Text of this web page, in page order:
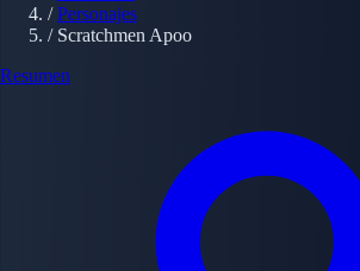
/ Personajes
/ Scratchmen Apoo
Resumen